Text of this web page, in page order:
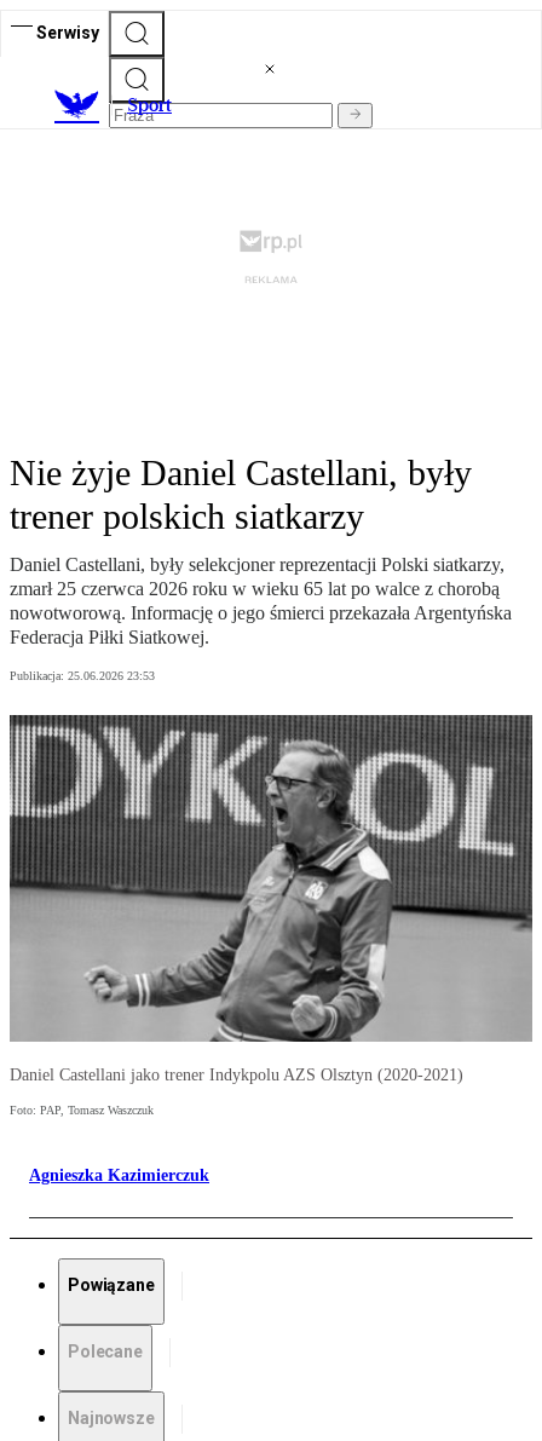
Serwisy
Sport
Nie żyje Daniel Castellani, były
trener polskich siatkarzy
Daniel Castellani, były selekcjoner reprezentacji Polski siatkarzy,
zmarł 25 czerwca 2026 roku w wieku 65 lat po walce z chorobą
nowotworową. Informację o jego śmierci przekazała Argentyńska
Federacja Piłki Siatkowej.
Publikacja: 25.06.2026 23:53
Daniel Castellani jako trener Indykpolu AZS Olsztyn (2020-2021)
Foto: PAP, Tomasz Waszczuk
Agnieszka Kazimierczuk
Powiązane
Polecane
Najnowsze